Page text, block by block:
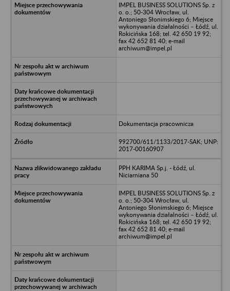
IMPEL BUSINESS SOLUTIONS Sp. z
o. o.; 50-304 Wrocław, ul.
Antoniego Słonimskiego 6; Miejsce
wykonywania działalności – Łódź, ul.
Rokicińska 168; tel. 42 650 19 92;
fax 42 652 81 40; e-mail
archiwum@impel.pl
Dokumentacja pracownicza
992700/611/1133/2017-SAK; UNP:
2017-00160907
PPH KARIMA Sp.j. - Łódź, ul.
Niciarniana 50
IMPEL BUSINESS SOLUTIONS Sp. z
o. o.; 50-304 Wrocław, ul.
Antoniego Słonimskiego 6; Miejsce
wykonywania działalności – Łódź, ul.
Rokicińska 168; tel. 42 650 19 92;
fax 42 652 81 40; e-mail
archiwum@impel.pl